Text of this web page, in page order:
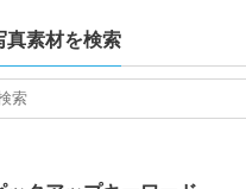
真素材を検索